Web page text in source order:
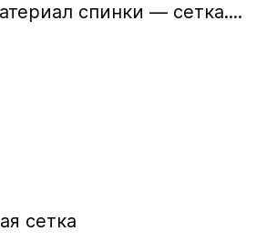
спинки — сетка....
сетка